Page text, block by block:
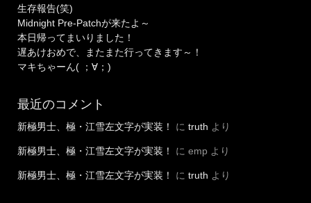
生存報告(笑)
Midnight Pre-Patchが来たよ～
本日帰ってまいりました！
遅あけおめで、またまた行ってきます～！
マキちゃーん( ；∀；)
最近のコメント
新極男士、極・江雪左文字が実装！ に truth より
新極男士、極・江雪左文字が実装！ に emp より
新極男士、極・江雪左文字が実装！ に truth より